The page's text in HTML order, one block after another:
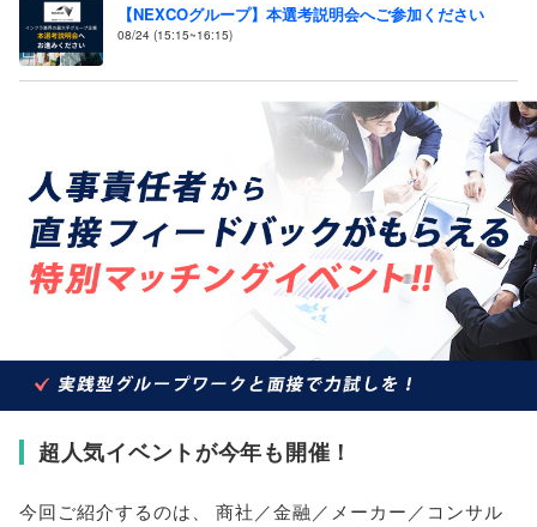
【NEXCOグループ】本選考説明会へご参加ください
08/24 (15:15~16:15)
超人気イベントが今年も開催！
今回ご紹介するのは、
商社／金融／メーカー／コンサル